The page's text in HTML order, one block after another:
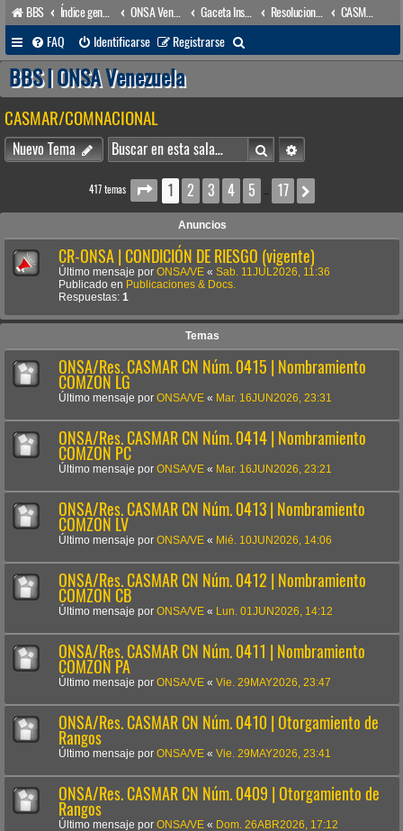
BBS Índice general ONSA Venezuela (acceso público) Gaceta Institucional Resoluciones
CASMAR/COMNACIONAL
FAQ
Identificarse Registrarse
u
a
r
BBS | ONSA Venezuela
CASMAR/COMNACIONAL
Nuevo Tema BuscarBúsqueda avanzada
417 temas Página1 de 17
1 2 3 4 5 … 17
Anuncios
CR-ONSA | CONDICIÓN DE RIESGO (vigente)
Último mensaje por ONSA/VE « Sab. 11JUL2026, 11:36
Publicado en Publicaciones & Docs.
Respuestas: 1
Temas
ONSA/Res. CASMAR CN Núm. 0415 | Nombramiento
COMZON LG
Último mensaje por ONSA/VE « Mar. 16JUN2026, 23:31
ONSA/Res. CASMAR CN Núm. 0414 | Nombramiento
COMZON PC
Último mensaje por ONSA/VE « Mar. 16JUN2026, 23:21
ONSA/Res. CASMAR CN Núm. 0413 | Nombramiento
COMZON LV
Último mensaje por ONSA/VE « Mié. 10JUN2026, 14:06
ONSA/Res. CASMAR CN Núm. 0412 | Nombramiento
COMZON CB
Último mensaje por ONSA/VE « Lun. 01JUN2026, 14:12
ONSA/Res. CASMAR CN Núm. 0411 | Nombramiento
COMZON PA
Último mensaje por ONSA/VE « Vie. 29MAY2026, 23:47
ONSA/Res. CASMAR CN Núm. 0410 | Otorgamiento de
Rangos
Último mensaje por ONSA/VE « Vie. 29MAY2026, 23:41
ONSA/Res. CASMAR CN Núm. 0409 | Otorgamiento de
Rangos
Último mensaje por ONSA/VE « Dom. 26ABR2026, 17:12